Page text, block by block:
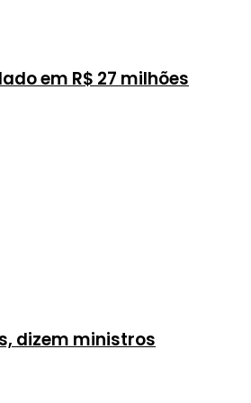
em R$ 27 milhões
dizem ministros